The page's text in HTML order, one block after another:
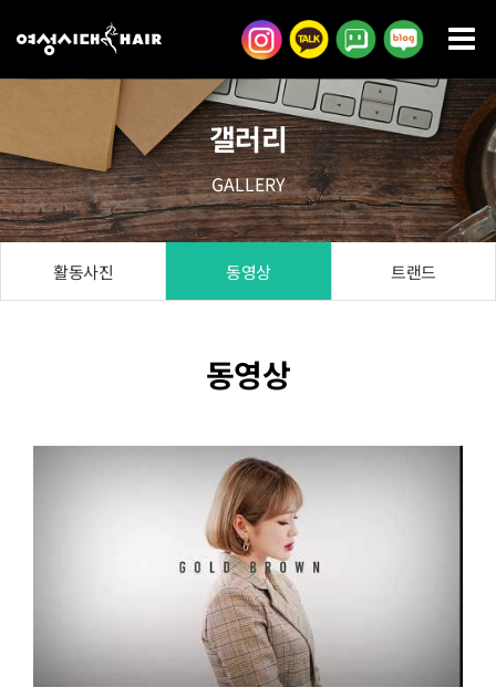
텐
츠
건
너
뛰
기
갤러리
GALLERY
활동사진 동영상 트랜드
동영상